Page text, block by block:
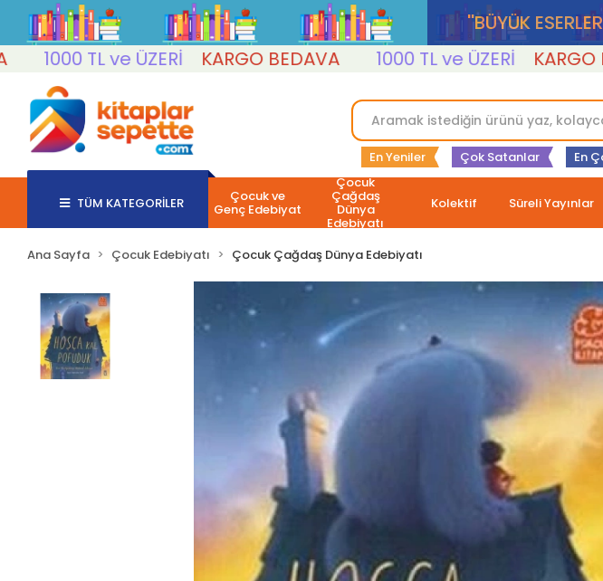
''BÜYÜK
TL ve ÜZERİ
KARGO BEDAVA 1000 TL ve ÜZERİ KARGO
En Yeniler Çok Satanlar En
TÜM KATEGORİLER Çocuk ve
Genç Edebiyat
Çocuk
Çağdaş
Dünya
Edebiyatı
Kolektif Süreli Yayınlar
Ana Sayfa Çocuk Edebiyatı Çocuk Çağdaş Dünya Edebiyatı